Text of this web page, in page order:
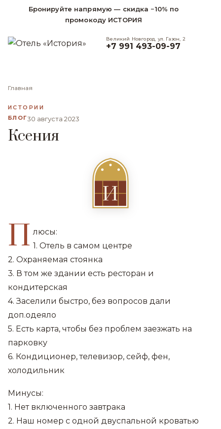
Бронируйте напрямую — скидка −10% по
промокоду ИСТОРИЯ
Великий Новгород, ул. Газон, 2
+7 991 493-09-97
Главная
ИСТОРИИ
БЛОГ30 августа 2023
Ксения
И
П люсы:
1. Отель в самом центре
2. Охраняемая стоянка
3. В том же здании есть ресторан и
кондитерская
4. Заселили быстро, без вопросов дали
доп.одеяло
5. Есть карта, чтобы без проблем заезжать на
парковку
6. Кондиционер, телевизор, сейф, фен,
холодильник
Минусы:
1. Нет включенного завтрака
2. Наш номер с одной двуспальной кроватью